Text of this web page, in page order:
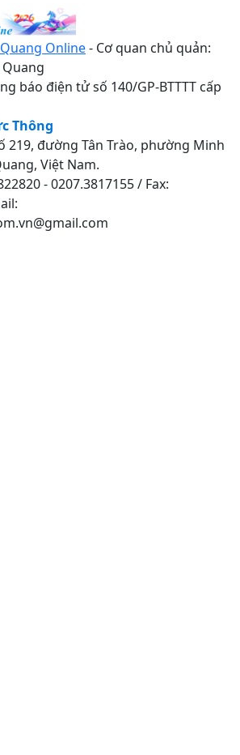
Online- Cơ quan chủ quản:
báo điện tử số 140/GP-BTTTT cấp
Thông
219, đường Tân Trào, phường Minh
Việt Nam.
- 0207.3817155 / Fax: